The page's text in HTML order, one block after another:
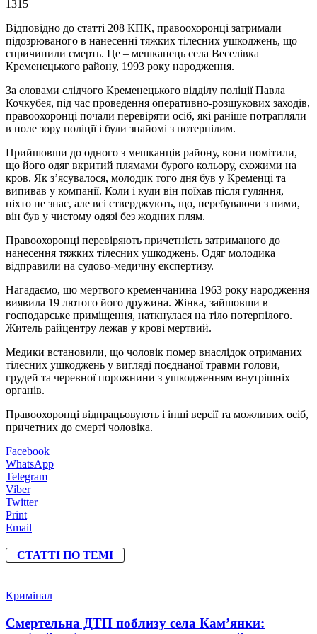
1315
Відповідно до статті 208 КПК, правоохоронці затримали
підозрюваного в нанесенні тяжких тілесних ушкоджень, що
спричинили смерть. Це – мешканець села Веселівка
Кременецького району, 1993 року народження.
За словами слідчого Кременецького відділу поліції Павла
Кочкубея, під час проведення оперативно-розшукових заходів,
правоохоронці почали перевіряти осіб, які раніше потрапляли
в поле зору поліції і були знайомі з потерпілим.
Прийшовши до одного з мешканців району, вони помітили,
що його одяг вкритий плямами бурого кольору, схожими на
кров. Як з’ясувалося, молодик того дня був у Кременці та
випивав у компанії. Коли і куди він поїхав після гуляння,
ніхто не знає, але всі стверджують, що, перебуваючи з ними,
він був у чистому одязі без жодних плям.
Правоохоронці перевіряють причетність затриманого до
нанесення тяжких тілесних ушкоджень. Одяг молодика
відправили на судово-медичну експертизу.
Нагадаємо, що мертвого кременчанина 1963 року народження
виявила 19 лютого його дружина. Жінка, зайшовши в
господарське приміщення, наткнулася на тіло потерпілого.
Житель райцентру лежав у крові мертвий.
Медики встановили, що чоловік помер внаслідок отриманих
тілесних ушкоджень у вигляді поєднаної травми голови,
грудей та черевної порожнини з ушкодженням внутрішніх
органів.
Правоохоронці відпрацьовують і інші версії та можливих осіб,
причетних до смерті чоловіка.
Facebook
WhatsApp
Telegram
Viber
Twitter
Print
Email
СТАТТІ ПО ТЕМІ
Кримінал
Смертельна ДТП поблизу села Кам’янки: